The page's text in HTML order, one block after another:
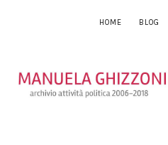
HOME BLOG